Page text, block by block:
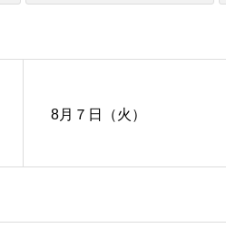
8月７日（火）